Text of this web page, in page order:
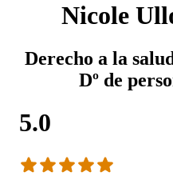
Nicole
Derecho a la
Dº de
5.0